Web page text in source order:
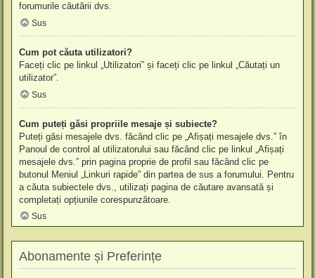
forumurile căutării dvs.
Sus
Cum pot căuta utilizatori?
Faceți clic pe linkul „Utilizatori” și faceți clic pe linkul „Căutați un
utilizator”.
Sus
Cum puteți găsi propriile mesaje și subiecte?
Puteți găsi mesajele dvs. făcând clic pe „Afișați mesajele dvs.” în
Panoul de control al utilizatorului sau făcând clic pe linkul „Afișați
mesajele dvs.” prin pagina proprie de profil sau făcând clic pe
butonul Meniul „Linkuri rapide” din partea de sus a forumului. Pentru
a căuta subiectele dvs., utilizați pagina de căutare avansată și
completați opțiunile corespunzătoare.
Sus
Abonamente și Preferințe